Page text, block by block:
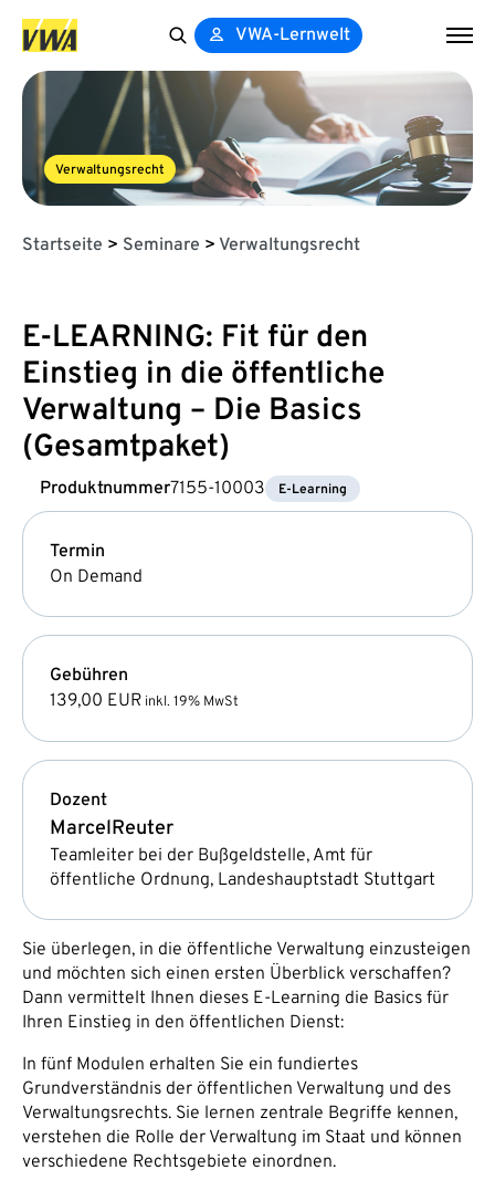
for:
VWA-Lernwelt
Verwaltungsrecht
Startseite > Seminare > Verwaltungsrecht
E-LEARNING: Fit für den
Einstieg in die öffentliche
Verwaltung – Die Basics
(Gesamtpaket)
Produktnummer7155-10003 E-Learning
Termin
On Demand
Gebühren
139,00 EUR inkl. 19% MwSt
Dozent
MarcelReuter
Teamleiter bei der Bußgeldstelle, Amt für
öffentliche Ordnung, Landeshauptstadt Stuttgart
Sie überlegen, in die öffentliche Verwaltung einzusteigen
und möchten sich einen ersten Überblick verschaffen?
Dann vermittelt Ihnen dieses E-Learning die Basics für
Ihren Einstieg in den öffentlichen Dienst:
In fünf Modulen erhalten Sie ein fundiertes
Grundverständnis der öffentlichen Verwaltung und des
Verwaltungsrechts. Sie lernen zentrale Begriffe kennen,
verstehen die Rolle der Verwaltung im Staat und können
verschiedene Rechtsgebiete einordnen.